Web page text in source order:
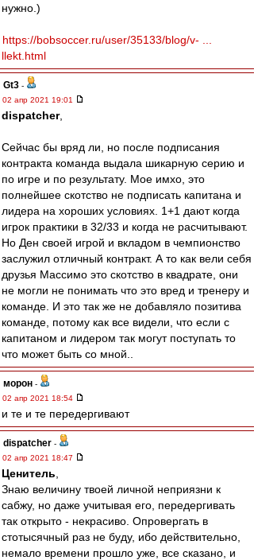
нужно.)
https://bobsoccer.ru/user/35133/blog/v- ...
llekt.html
Gt3 -
02 апр 2021 19:01
dispatcher,
Сейчас бы вряд ли, но после подписания
контракта команда выдала шикарную серию и
по игре и по результату. Мое имхо, это
полнейшее скотство не подписать капитана и
лидера на хороших условиях. 1+1 дают когда
игрок практики в 32/33 и когда не расчитывают.
Но Ден своей игрой и вкладом в чемпионство
заслужил отличный контракт. А то как вели себя
друзья Массимо это скотство в квадрате, они
не могли не понимать что это вред и тренеру и
команде. И это так же не добавляло позитива
команде, потому как все видели, что если с
капитаном и лидером так могут поступать то
что может быть со мной..
морон -
02 апр 2021 18:54
и те и те передергивают
dispatcher -
02 апр 2021 18:47
Ценитель
Знаю величину твоей личной неприязни к
сабжу, но даже учитывая его, передергивать
так открыто - некрасиво. Опровергать в
стотысячный раз не буду, ибо действительно,
немало времени прошло уже, все сказано, и